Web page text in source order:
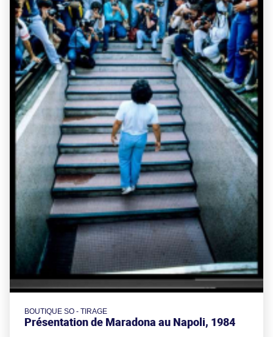
BOUTIQUE SO - TIRAGE
Présentation de Maradona au Napoli, 1984